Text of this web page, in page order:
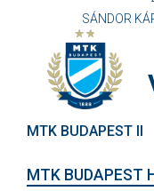
SÁNDOR
MTK BUDAPEST II
MTK BUDAPEST